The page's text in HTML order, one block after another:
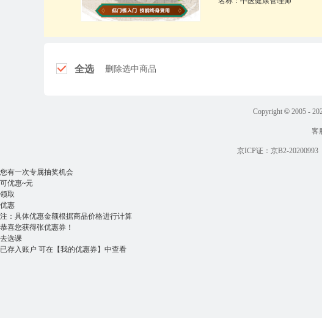
全选 删除选中商品
Copyright © 2005 -
客
京ICP证：京B2-20200993
您有一次专属抽奖机会
可优惠~元
领取
优惠
注：具体优惠金额根据商品价格进行计算
恭喜您获得张优惠券！
去选课
已存入账户 可在 【我的优惠券】 中查看